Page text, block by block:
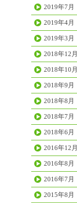
2019年7月
2019年4月
2019年3月
2018年12月
2018年10月
2018年9月
2018年8月
2018年7月
2018年6月
2016年12月
2016年8月
2016年7月
2015年8月